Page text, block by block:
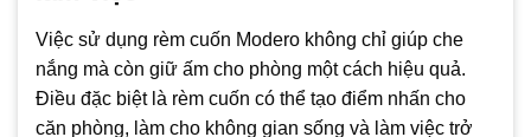
Việc sử dụng rèm cuốn Modero không chỉ giúp che
nắng mà còn giữ ấm cho phòng một cách hiệu quả.
Điều đặc biệt là rèm cuốn có thể tạo điểm nhấn cho
căn phòng, làm cho không gian sống và làm việc trở